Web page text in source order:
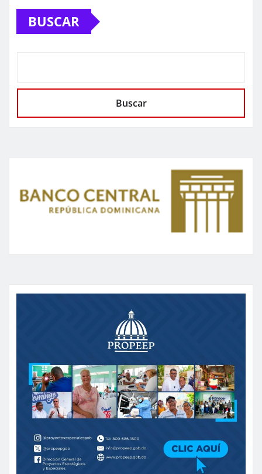
BUSCAR
Buscar